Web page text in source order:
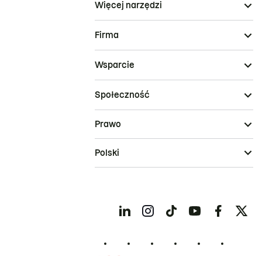
Więcej narzędzi
Firma
Wsparcie
Społeczność
Prawo
Polski